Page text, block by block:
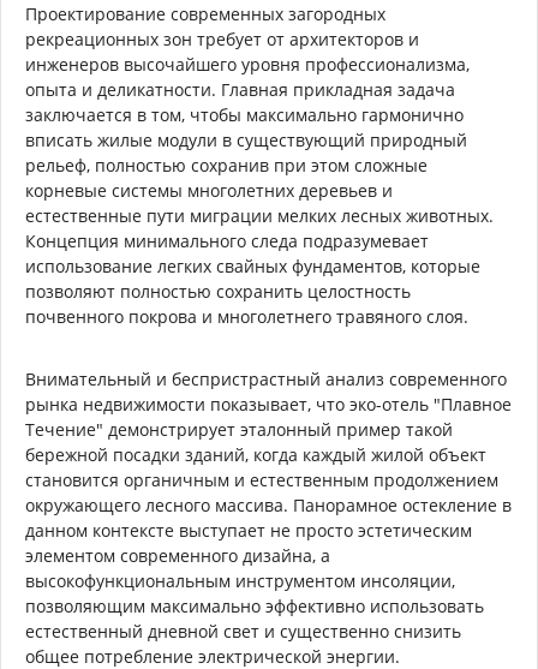
Проектирование современных загородных
рекреационных зон требует от архитекторов и
инженеров высочайшего уровня профессионализма,
опыта и деликатности. Главная прикладная задача
заключается в том, чтобы максимально гармонично
вписать жилые модули в существующий природный
рельеф, полностью сохранив при этом сложные
корневые системы многолетних деревьев и
естественные пути миграции мелких лесных животных.
Концепция минимального следа подразумевает
использование легких свайных фундаментов, которые
позволяют полностью сохранить целостность
почвенного покрова и многолетнего травяного слоя.
Внимательный и беспристрастный анализ современного
рынка недвижимости показывает, что эко-отель "Плавное
Течение" демонстрирует эталонный пример такой
бережной посадки зданий, когда каждый жилой объект
становится органичным и естественным продолжением
окружающего лесного массива. Панорамное остекление в
данном контексте выступает не просто эстетическим
элементом современного дизайна, а
высокофункциональным инструментом инсоляции,
позволяющим максимально эффективно использовать
естественный дневной свет и существенно снизить
общее потребление электрической энергии.